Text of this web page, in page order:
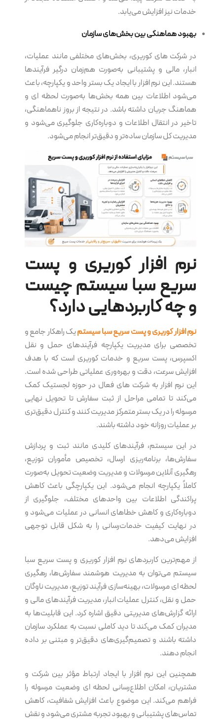
خدمات نیز افزایش می‌یابد.
بهبود هماهنگی بین بخش‌های سازمان
در شرکت های کوریری، بخش‌های مختلفی مانند عملیات،
انبار، مالی و پشتیبانی به‌صورت هم‌زمان درگیر فرآیندها
هستند. این نرم‌ افزار با ایجاد یک بستر واحد و یکپارچه، باعث
می‌شود اطلاعات بین همه بخش‌ها به‌صورت لحظه ای و
هماهنگ جریان داشته باشد. در نتیجه از بروز ناهماهنگی،
تاخیر در انتقال اطلاعات و دوباره‌کاری جلوگیری می‌شود و
مدیریت کل سازمان ساده‌تر و دقیق‌تر انجام می‌شود.
نرم‌ افزار کوریری و پست
سریع سبا سیستم چیست
و چه کاربردهایی دارد؟
نرم‌ افزار کوریری و پست سریع سبا سیستمیک راهکار جامع و
تخصصی برای مدیریت یکپارچه فرآیندهای حمل و نقل
اکسپرس، پست سریع و خدمات کوریری است که با هدف
افزایش سرعت، دقت و بهره‌وری عملیاتی طراحی شده است.
این نرم‌ افزار به شرکت های فعال در حوزه لجستیک کمک
می‌کند تا تمامی مراحل از ثبت سفارش تا تحویل نهایی
مرسوله را در یک بستر متمرکز مدیریت کنند و کنترل دقیق‌تری
بر عملیات روزانه خود داشته باشند.
در این سیستم، فرآیندهای کلیدی مانند ثبت و پردازش
سفارش‌ها، برنامه‌ریزی ارسال، تخصیص مأموران توزیع،
رهگیری آنلاین مرسولات و مدیریت وضعیت تحویل به‌صورت
کاملاً یکپارچه انجام می‌شود. این یکپارچگی باعث کاهش
پراکندگی اطلاعات بین واحدهای مختلف، جلوگیری از
دوباره‌کاری و کاهش خطاهای انسانی در عملیات می‌شود و
در نهایت کیفیت خدمات‌رسانی را به شکل قابل توجهی
افزایش می‌دهد.
از مهم‌ترین کاربردهای نرم‌ افزار کوریری و پست سریع سبا
سیستم می‌توان به مدیریت هوشمند سفارش‌ها، رهگیری
لحظه ای مرسولات، بهینه‌سازی فرآیند توزیع، مدیریت ناوگان
حمل و نقل، کنترل عملیات انبار، مدیریت فرآیندهای مالی و
ارائه گزارش‌های مدیریتی دقیق اشاره کرد. این قابلیت‌ها به
مدیران کمک می‌کند تا دید کاملی نسبت به عملکرد سازمان
داشته باشند و تصمیم‌گیری‌های دقیق‌تر و مبتنی بر داده
انجام دهند.
همچنین این نرم‌ افزار با ایجاد ارتباط مؤثر بین شرکت و
مشتریان، امکان اطلاع‌رسانی لحظه ای وضعیت مرسوله را
فراهم می‌کند. این موضوع باعث افزایش شفافیت، کاهش
تماس‌های پشتیبانی و بهبود تجربه مشتری می‌شود و نقش